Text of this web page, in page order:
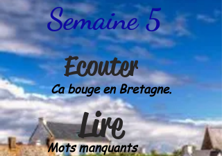
Semaine 5
Ecouter
Ca bouge en Bretagne.
Lire
Mots manquants